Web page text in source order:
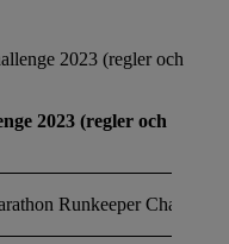
2023 (regler och
2023 (regler och
Runkeeper Challenge